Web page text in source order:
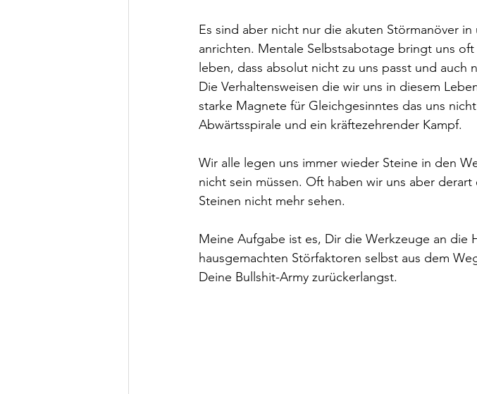
Es sind aber nicht nur die akuten Störmanöver
anrichten. Mentale Selbstsabotage bringt uns
leben, dass absolut nicht zu uns passt und auch
Die Verhaltensweisen die wir uns in diesem
starke Magnete für Gleichgesinntes das uns
Abwärtsspirale und ein kräftezehrender Kampf.
Wir alle legen uns immer wieder Steine in den
nicht sein müssen. Oft haben wir uns aber
Steinen nicht mehr sehen.
Meine Aufgabe ist es, Dir die Werkzeuge an die
hausgemachten Störfaktoren selbst aus dem
Deine Bullshit-Army zurückerlangst.